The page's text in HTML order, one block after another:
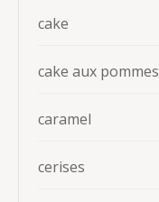
cake
cake aux pommes
caramel
cerises